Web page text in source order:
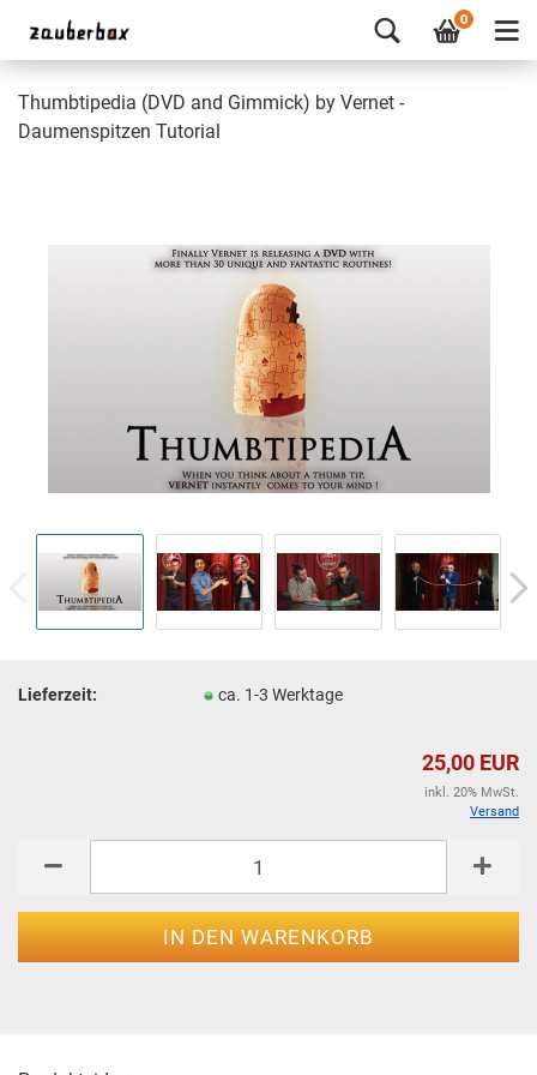
0
Thumbtipedia (DVD and Gimmick) by Vernet -
Daumenspitzen Tutorial
Lieferzeit: ca. 1-3 Werktage
25,00 EUR
inkl. 20% MwSt.
Versand